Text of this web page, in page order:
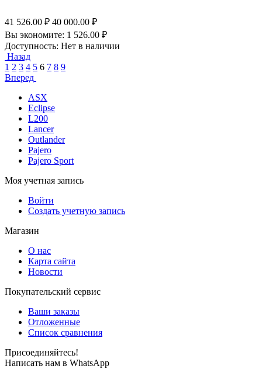
41 526.00 ₽ 40 000.00 ₽
Вы экономите: 1 526.00 ₽
Доступность: Нет в наличии
Назад
1 2 3 4 5 6 7 8 9
Вперед
ASX
Eclipse
L200
Lancer
Outlander
Pajero
Pajero Sport
Моя учетная запись
Войти
Создать учетную запись
Магазин
О нас
Карта сайта
Новости
Покупательский сервис
Ваши заказы
Отложенные
Список сравнения
Присоединяйтесь!
Написать нам в WhatsApp